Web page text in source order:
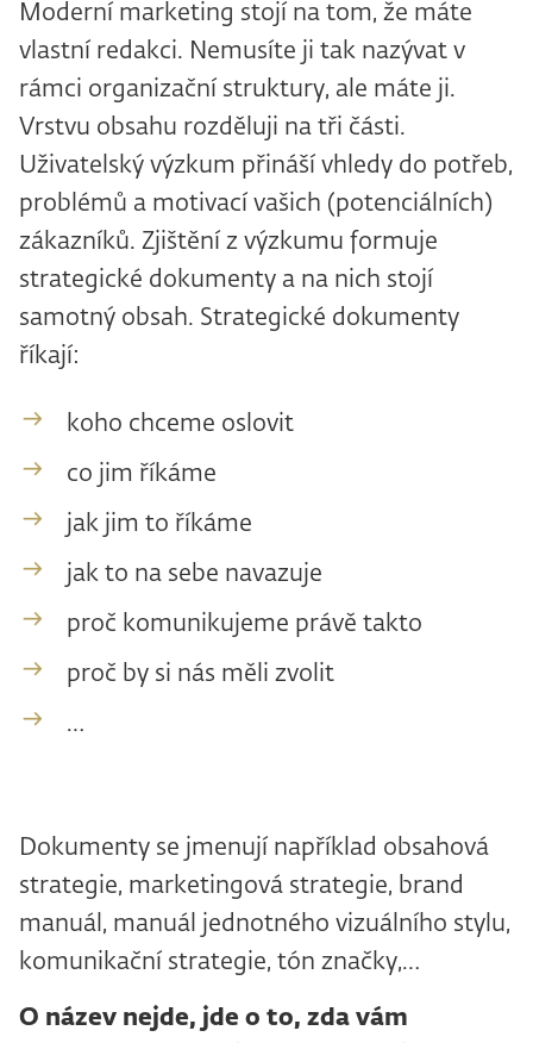
Moderní marketing stojí na tom, že máte
vlastní redakci. Nemusíte ji tak nazývat v
rámci organizační struktury, ale máte ji.
Vrstvu obsahu rozděluji na tři části.
Uživatelský výzkum přináší vhledy do potřeb,
problémů a motivací vašich (potenciálních)
zákazníků. Zjištění z výzkumu formuje
strategické dokumenty a na nich stojí
samotný obsah. Strategické dokumenty
říkají:
koho chceme oslovit
co jim říkáme
jak jim to říkáme
jak to na sebe navazuje
proč komunikujeme právě takto
proč by si nás měli zvolit
…
Dokumenty se jmenují například obsahová
strategie, marketingová strategie, brand
manuál, manuál jednotného vizuálního stylu,
komunikační strategie, tón značky,…
O název nejde, jde o to, zda vám